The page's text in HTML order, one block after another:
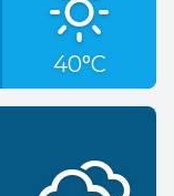
40°C